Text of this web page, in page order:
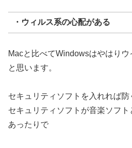
・ウィルス系の心配がある
Macと比べてWindowsはやはり
と思います。
セキュリティソフトを入れれば
セキュリティソフトが音楽ソフ
あったりで